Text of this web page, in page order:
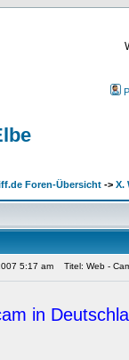
Foren-Übersicht -> X.
5:17 am Titel: Web -
in